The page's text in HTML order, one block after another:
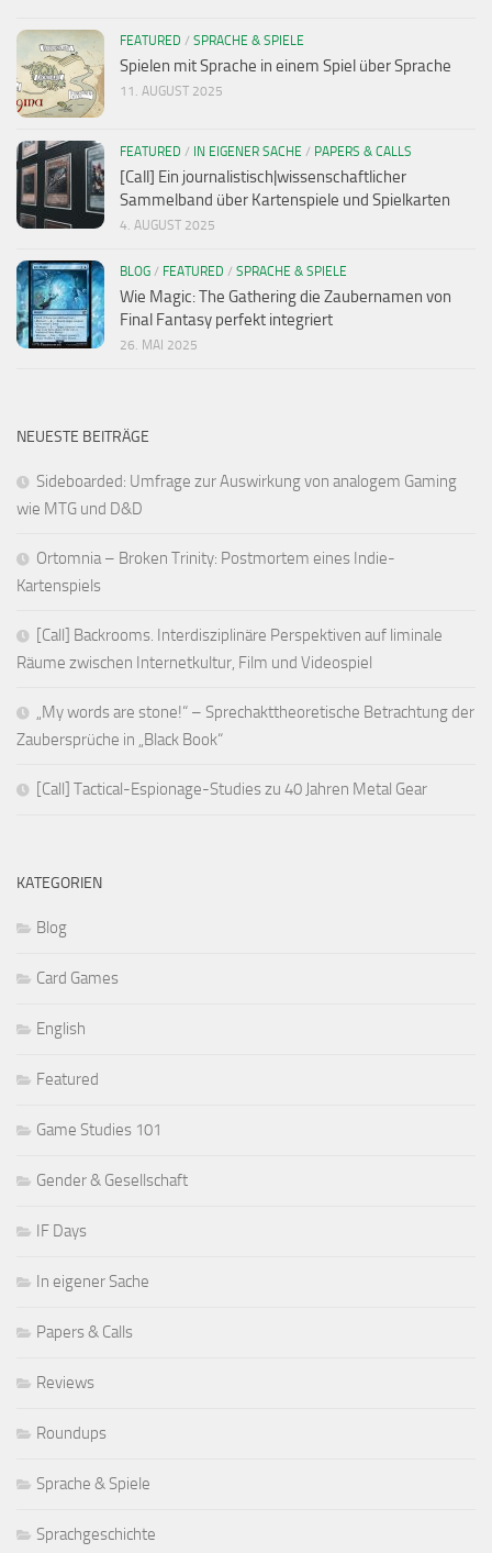
FEATURED / SPRACHE & SPIELE
Spielen mit Sprache in einem Spiel über Sprache
11. AUGUST 2025
FEATURED / IN EIGENER SACHE / PAPERS & CALLS
[Call] Ein journalistisch|wissenschaftlicher
Sammelband über Kartenspiele und Spielkarten
4. AUGUST 2025
BLOG / FEATURED / SPRACHE & SPIELE
Wie Magic: The Gathering die Zaubernamen von
Final Fantasy perfekt integriert
26. MAI 2025
NEUESTE BEITRÄGE
Sideboarded: Umfrage zur Auswirkung von analogem Gaming
wie MTG und D&D
Ortomnia – Broken Trinity: Postmortem eines Indie-
Kartenspiels
[Call] Backrooms. Interdisziplinäre Perspektiven auf liminale
Räume zwischen Internetkultur, Film und Videospiel
„My words are stone!“ – Sprechakttheoretische Betrachtung der
Zaubersprüche in „Black Book“
[Call] Tactical-Espionage-Studies zu 40 Jahren Metal Gear
KATEGORIEN
Blog
Card Games
English
Featured
Game Studies 101
Gender & Gesellschaft
IF Days
In eigener Sache
Papers & Calls
Reviews
Roundups
Sprache & Spiele
Sprachgeschichte